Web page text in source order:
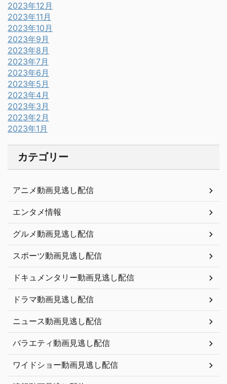
2023年12月
2023年11月
2023年10月
2023年9月
2023年8月
2023年7月
2023年6月
2023年5月
2023年4月
2023年3月
2023年2月
2023年1月
カテゴリー
アニメ動画見逃し配信
エンタメ情報
グルメ動画見逃し配信
スポーツ動画見逃し配信
ドキュメンタリー動画見逃し配信
ドラマ動画見逃し配信
ニュース動画見逃し配信
バラエティ動画見逃し配信
ワイドショー動画見逃し配信